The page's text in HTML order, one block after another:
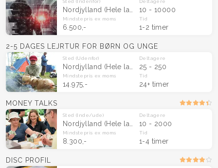
Sted (Indenfor)
Nordjylland (Hele landet)
Deltagere
10 - 10000
Mindstepris ex moms
6.500,-
Tid
1-2 timer
2-5 DAGES LEJRTUR FOR BØRN OG UNGE
Sted (Udenfor)
Nordjylland (Hele landet)
Deltagere
25 - 250
Mindstepris ex moms
14.975,-
Tid
24+ timer
MONEY TALKS
Sted (Inde/ude)
Nordjylland (Hele landet)
Deltagere
10 - 2000
Mindstepris ex moms
8.300,-
Tid
1-4 timer
DISC PROFIL